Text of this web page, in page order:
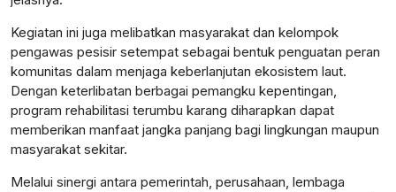
Kegiatan ini juga melibatkan masyarakat dan kelompok
pengawas pesisir setempat sebagai bentuk penguatan peran
komunitas dalam menjaga keberlanjutan ekosistem laut.
Dengan keterlibatan berbagai pemangku kepentingan,
program rehabilitasi terumbu karang diharapkan dapat
memberikan manfaat jangka panjang bagi lingkungan maupun
masyarakat sekitar.
Melalui sinergi antara pemerintah, perusahaan, lembaga